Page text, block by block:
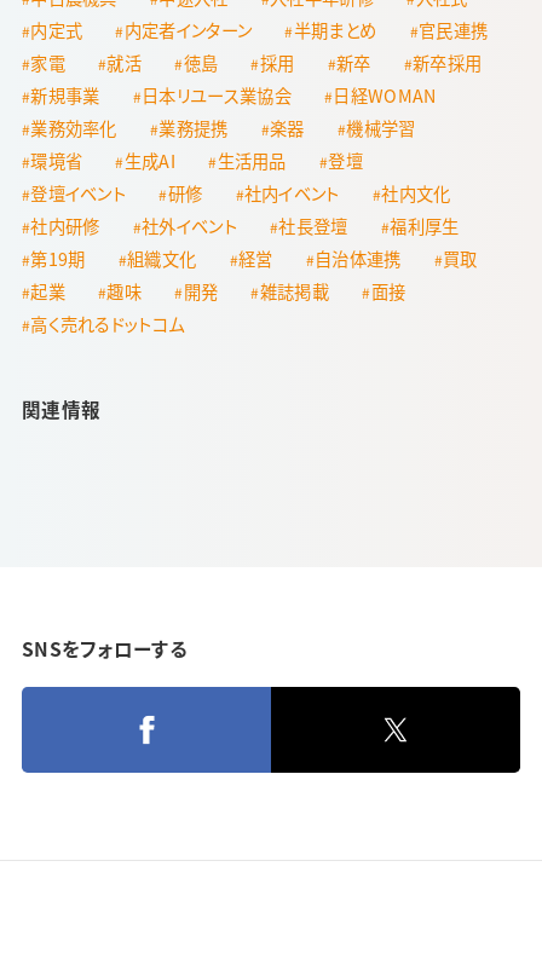
内定式
内定者インターン 半期まとめ
官民連携
家電
就活 徳島 採用 新卒
新卒採用
新規事業
日本リユース業協会
日経WOMAN
業務効率化
業務提携 楽器
機械学習
環境省
生成AI 生活用品
登壇
登壇イベント
研修 社内イベント
社内文化
社内研修
社外イベント 社長登壇
福利厚生
第19期
組織文化 経営 自治体連携
買取
起業
趣味 開発 雑誌掲載
面接
高く売れるドットコム
関連情報
SNSをフォローする